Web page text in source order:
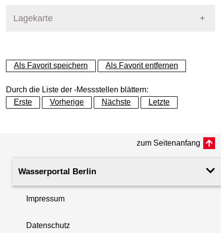
Lagekarte
+
−
Als Favorit speichern Als Favorit entfernen
Durch die Liste der -Messstellen blättern:
Erste
Vorherige Nächste Letzte
zum Seitenanfang
Wasserportal Berlin
Impressum
Datenschutz